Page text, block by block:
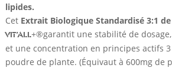
lipides.
CetExtrait Biologique Standardisé 3:1 de
VIT’ALL+®garantit une stabilité de
et une concentration en principes actifs
poudre de plante. (Équivaut à 600mg de